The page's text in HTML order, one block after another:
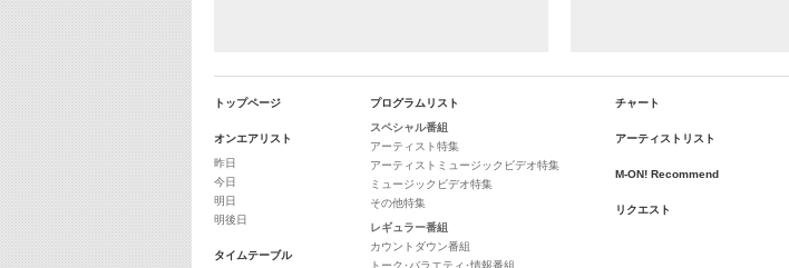
トップページ
オンエアリスト
昨日
今日
明日
明後日
タイムテーブル
プログラムリスト
スペシャル番組
アーティスト特集
アーティストミュージックビデオ特集
ミュージックビデオ特集
その他特集
レギュラー番組
カウントダウン番組
トーク･バラエティ･情報番組
チャート
アーティストリスト
M-ON! Recommend
リクエスト